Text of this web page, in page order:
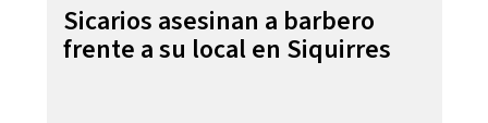
Sicarios asesinan a barbero
frente a su local en Siquirres